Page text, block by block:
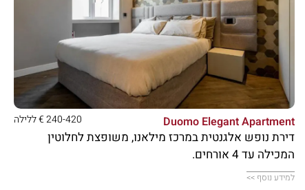




Duomo Elegant Apartment 240-420 € ללילה
דירת נופש אלגנטית במרכז מילאנו, משופצת לחלוטין
המכילה עד 4 אורחים.
למידע נוסף >>